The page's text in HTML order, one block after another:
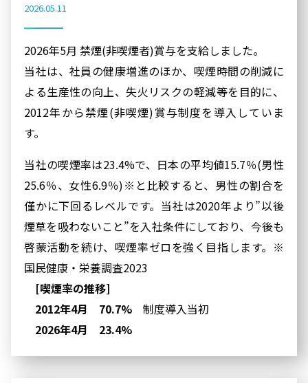
2026.05.11
2026年5月 禁煙(非喫煙者)賞与を支給しました。
当社は、社員の健康増進のほか、喫煙時間の削減に
よる生産性の向上、失火リスクの軽減等を目的に、
2012年から禁煙(非喫煙)賞与制度を導入していま
す。
当社の喫煙率は23.4%で、日本の平均値15.7％(男性
25.6％、女性6.9％)※と比較すると、男性の割合を
僅かに下回るレベルです。当社は2020年より”以後
煙草を吸わないこと”を入社条件にしており、今後も
啓蒙活動を続け、喫煙率ゼロを強く目指します。※
国民健康・栄養調査2023
[喫煙率の推移]
2012年4月 70.7% 制度導入当初
2026年4月 23.4%